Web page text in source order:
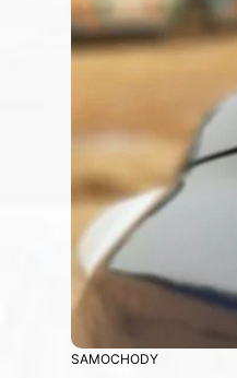
SAMOCHODY